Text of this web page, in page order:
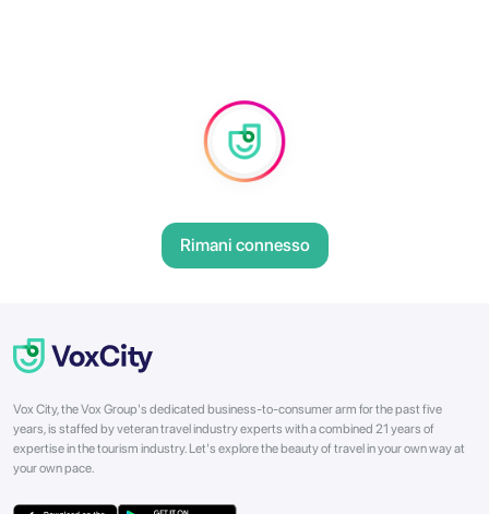
Rimani connesso
Vox City, the Vox Group's dedicated business-to-consumer arm for the past five
years, is staffed by veteran travel industry experts with a combined 21 years of
expertise in the tourism industry. Let's explore the beauty of travel in your own way at
your own pace.